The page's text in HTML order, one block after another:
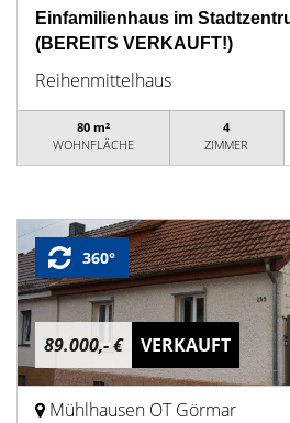
Einfamilienhaus im
(BEREITS VERKAUFT!)
Reihenmittelhaus
80 m²
WOHNFLÄCHE
4
ZIMMER
89.000,- € VERKAUFT
360°
Mühlhausen OT Görmar